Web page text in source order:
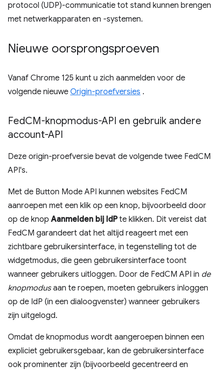
protocol (UDP)-communicatie tot stand kunnen brengen
met netwerkapparaten en -systemen.
Nieuwe oorsprongsproeven
Vanaf Chrome 125 kunt u zich aanmelden voor de
volgende nieuwe Origin-proefversies .
FedCM-knopmodus-API en gebruik andere
account-API
Deze origin-proefversie bevat de volgende twee FedCM
API's.
Met de Button Mode API kunnen websites FedCM
aanroepen met een klik op een knop, bijvoorbeeld door
op de knopAanmelden bij IdPte klikken. Dit vereist dat
FedCM garandeert dat het altijd reageert met een
zichtbare gebruikersinterface, in tegenstelling tot de
widgetmodus, die geen gebruikersinterface toont
wanneer gebruikers uitloggen. Door de FedCM API in de
knopmodusaan te roepen, moeten gebruikers inloggen
op de IdP (in een dialoogvenster) wanneer gebruikers
zijn uitgelogd.
Omdat de knopmodus wordt aangeroepen binnen een
expliciet gebruikersgebaar, kan de gebruikersinterface
ook prominenter zijn (bijvoorbeeld gecentreerd en